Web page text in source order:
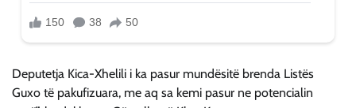
Deputetja Kica-Xhelili i ka pasur mundësitë brenda Listës
Guxo të pakufizuara, me aq sa kemi pasur ne potencialin